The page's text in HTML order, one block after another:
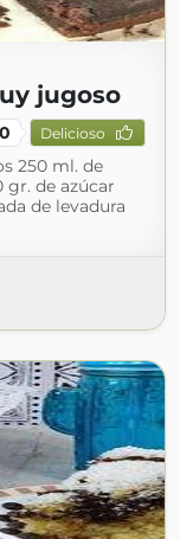
jugoso
0 Delicioso
250 ml. de
gr. de azúcar
de levadura